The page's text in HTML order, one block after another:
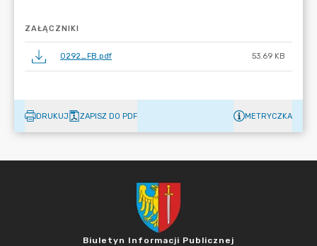
ZAŁĄCZNIKI
0292_FB.pdf 53.69 KB
DRUKUJ ZAPISZ DO PDF METRYCZKA
Biuletyn Informacji Publicznej